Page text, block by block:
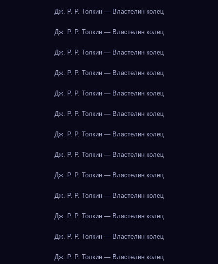
Дж. Р. Р. Толкин — Властелин колец
Дж. Р. Р. Толкин — Властелин колец
Дж. Р. Р. Толкин — Властелин колец
Дж. Р. Р. Толкин — Властелин колец
Дж. Р. Р. Толкин — Властелин колец
Дж. Р. Р. Толкин — Властелин колец
Дж. Р. Р. Толкин — Властелин колец
Дж. Р. Р. Толкин — Властелин колец
Дж. Р. Р. Толкин — Властелин колец
Дж. Р. Р. Толкин — Властелин колец
Дж. Р. Р. Толкин — Властелин колец
Дж. Р. Р. Толкин — Властелин колец
Дж. Р. Р. Толкин — Властелин колец